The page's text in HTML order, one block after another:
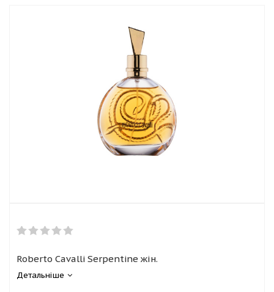
Roberto Cavalli Serpentine жін.
Детальніше